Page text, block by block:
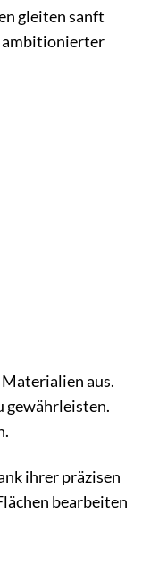
gleiten sanft
ambitionierter
aus.
gewährleisten.
ihrer präzisen
bearbeiten